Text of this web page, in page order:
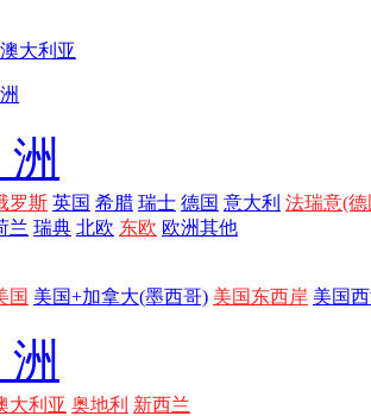
澳大利亚
罗斯 英国 希腊 瑞士 德国 意大利 法瑞意(德
兰 瑞典 北欧 东欧 欧洲其他
国 美国+加拿大(墨西哥) 美国东西岸 美国
大利亚 奥地利 新西兰